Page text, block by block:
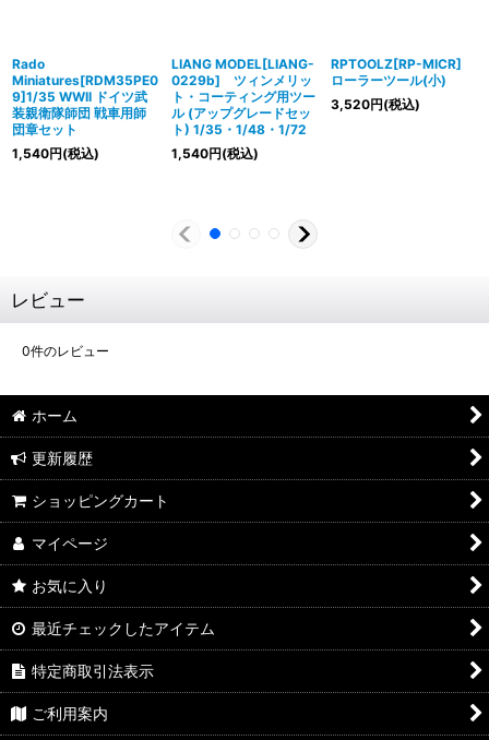
Rado
Miniatures[RDM35PE0
9]1/35 WWII ドイツ武
装親衛隊師団 戦車用師
団章セット
1,540円(税込)
LIANG MODEL[LIANG-
0229b] ツィンメリッ
ト・コーティング用ツー
ル (アップグレードセッ
ト) 1/35・1/48・1/72
1,540円(税込)
RPTOOLZ[RP-MICR]
ローラーツール(小)
3,520円(税込)
レビュー
0件のレビュー
ホーム
更新履歴
ショッピングカート
マイページ
お気に入り
最近チェックしたアイテム
特定商取引法表示
ご利用案内